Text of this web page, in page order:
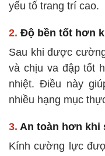
yếu tố trang trí cao.
2. Độ bền tốt hơn
Sau khi được
và chịu va đập tốt
nhiệt. Điều này
nhiều hạng mục
3. An toàn hơn khi
Kính cường lực